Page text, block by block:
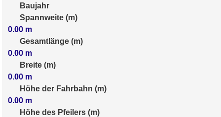
Baujahr
Spannweite (m)
0.00 m
Gesamtlänge (m)
0.00 m
Breite (m)
0.00 m
Höhe der Fahrbahn (m)
0.00 m
Höhe des Pfeilers (m)